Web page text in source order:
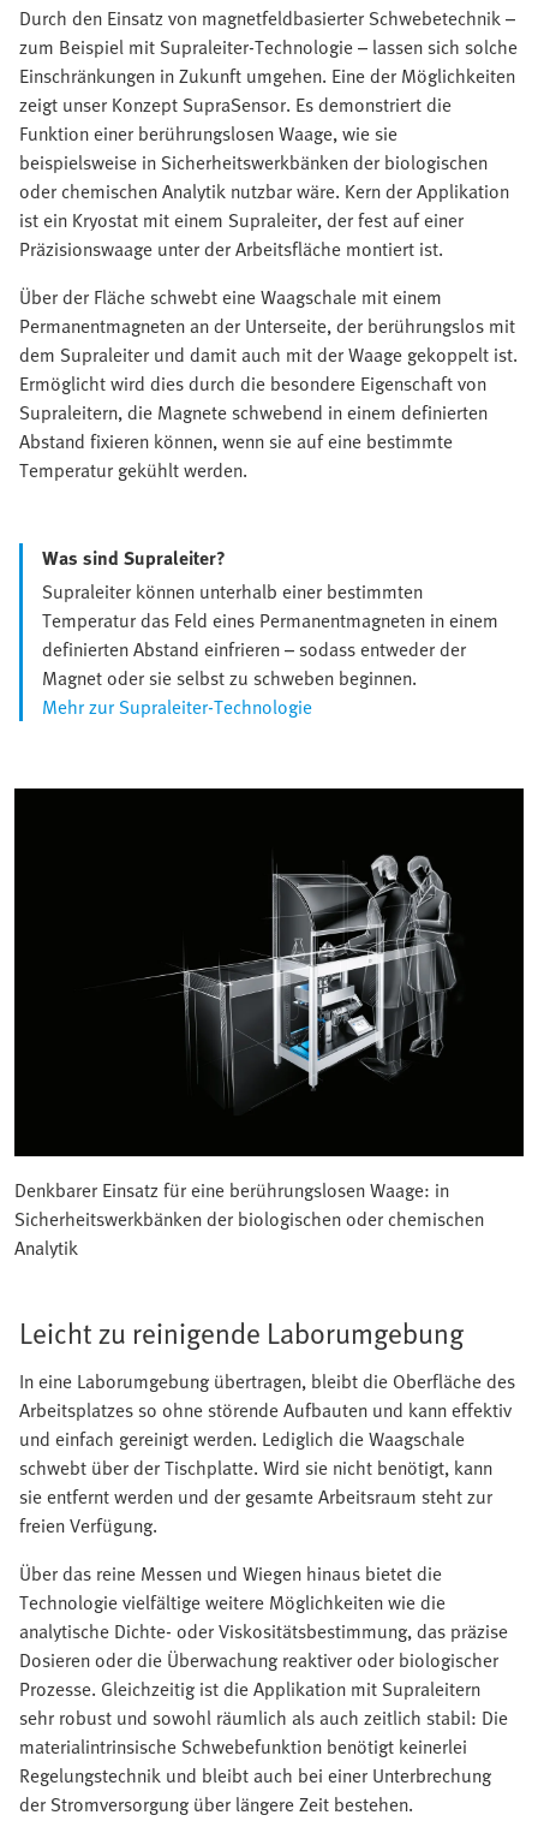
Durch den Einsatz von magnetfeldbasierter Schwebetechnik –
zum Beispiel mit Supraleiter-Technologie – lassen sich solche
Einschränkungen in Zukunft umgehen. Eine der Möglichkeiten
zeigt unser Konzept SupraSensor. Es demonstriert die
Funktion einer berührungslosen Waage, wie sie
beispielsweise in Sicherheitswerkbänken der biologischen
oder chemischen Analytik nutzbar wäre. Kern der Applikation
ist ein Kryostat mit einem Supraleiter, der fest auf einer
Präzisionswaage unter der Arbeitsfläche montiert ist.
Über der Fläche schwebt eine Waagschale mit einem
Permanentmagneten an der Unterseite, der berührungslos mit
dem Supraleiter und damit auch mit der Waage gekoppelt ist.
Ermöglicht wird dies durch die besondere Eigenschaft von
Supraleitern, die Magnete schwebend in einem definierten
Abstand fixieren können, wenn sie auf eine bestimmte
Temperatur gekühlt werden.
Was sind Supraleiter?
Supraleiter können unterhalb einer bestimmten
Temperatur das Feld eines Permanentmagneten in einem
definierten Abstand einfrieren – sodass entweder der
Magnet oder sie selbst zu schweben beginnen.
Mehr zur Supraleiter-Technologie
Denkbarer Einsatz für eine berührungslosen Waage: in
Sicherheitswerkbänken der biologischen oder chemischen
Analytik
Leicht zu reinigende Laborumgebung
In eine Laborumgebung übertragen, bleibt die Oberfläche des
Arbeitsplatzes so ohne störende Aufbauten und kann effektiv
und einfach gereinigt werden. Lediglich die Waagschale
schwebt über der Tischplatte. Wird sie nicht benötigt, kann
sie entfernt werden und der gesamte Arbeitsraum steht zur
freien Verfügung.
Über das reine Messen und Wiegen hinaus bietet die
Technologie vielfältige weitere Möglichkeiten wie die
analytische Dichte- oder Viskositätsbestimmung, das präzise
Dosieren oder die Überwachung reaktiver oder biologischer
Prozesse. Gleichzeitig ist die Applikation mit Supraleitern
sehr robust und sowohl räumlich als auch zeitlich stabil: Die
materialintrinsische Schwebefunktion benötigt keinerlei
Regelungstechnik und bleibt auch bei einer Unterbrechung
der Stromversorgung über längere Zeit bestehen.